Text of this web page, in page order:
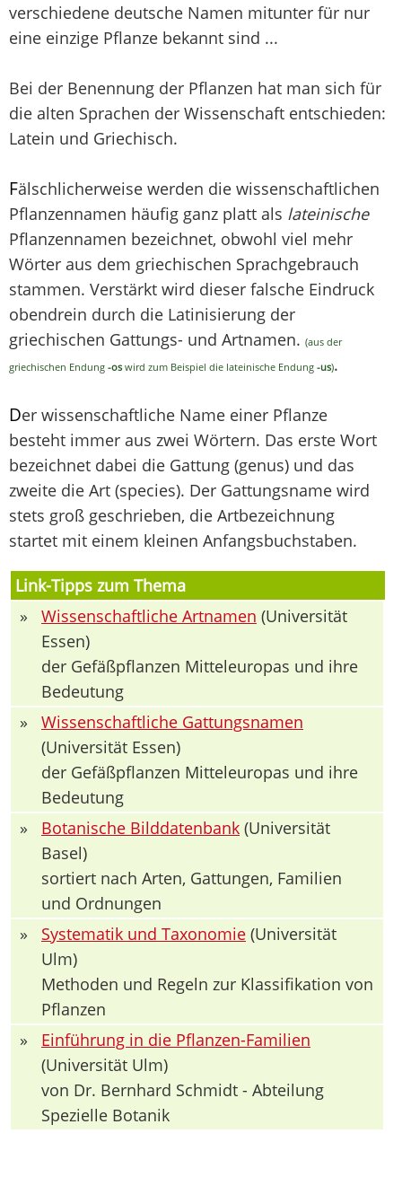
verschiedene deutsche Namen mitunter für nur
eine einzige Pflanze bekannt sind ...
Bei der Benennung der Pflanzen hat man sich für
die alten Sprachen der Wissenschaft entschieden:
Latein und Griechisch.
Fälschlicherweise werden die wissenschaftlichen
Pflanzennamen häufig ganz platt als lateinische
Pflanzennamen bezeichnet, obwohl viel mehr
Wörter aus dem griechischen Sprachgebrauch
stammen. Verstärkt wird dieser falsche Eindruck
obendrein durch die Latinisierung der
griechischen Gattungs- und Artnamen. (aus der
griechischen Endung -os wird zum Beispiel die lateinische Endung -us).
Der wissenschaftliche Name einer Pflanze
besteht immer aus zwei Wörtern. Das erste Wort
bezeichnet dabei die Gattung (genus) und das
zweite die Art (species). Der Gattungsname wird
stets groß geschrieben, die Artbezeichnung
startet mit einem kleinen Anfangsbuchstaben.
Link-Tipps zum Thema
»
Wissenschaftliche Artnamen (Universität
Essen)
der Gefäßpflanzen Mitteleuropas und ihre
Bedeutung
»
Wissenschaftliche Gattungsnamen
(Universität Essen)
der Gefäßpflanzen Mitteleuropas und ihre
Bedeutung
»
Botanische Bilddatenbank (Universität
Basel)
sortiert nach Arten, Gattungen, Familien
und Ordnungen
»
Systematik und Taxonomie (Universität
Ulm)
Methoden und Regeln zur Klassifikation von
Pflanzen
»
Einführung in die Pflanzen-Familien
(Universität Ulm)
von Dr. Bernhard Schmidt - Abteilung
Spezielle Botanik